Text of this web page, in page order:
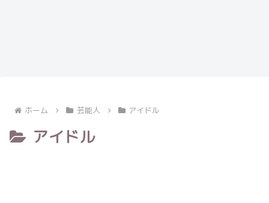
ホーム 芸能人 アイドル
アイドル